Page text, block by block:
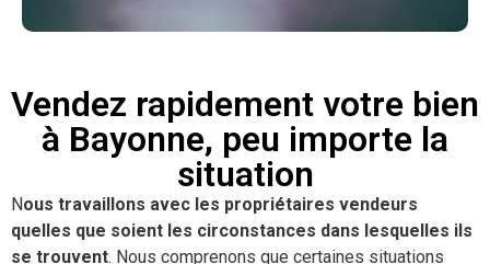
Vendez rapidement votre bien
à Bayonne, peu importe la
situation
Nous travaillons avec les propriétaires vendeurs
quelles que soient les circonstances dans lesquelles ils
se trouvent. Nous comprenons que certaines situations